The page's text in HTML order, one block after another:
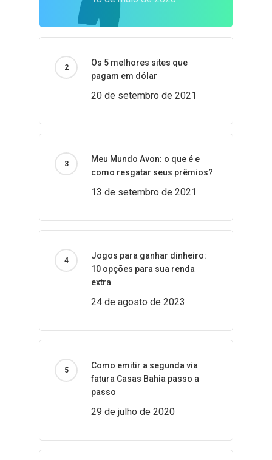
Os 5 melhores sites que
pagam em dólar
20 de setembro de 2021
Meu Mundo Avon: o que é e
como resgatar seus prêmios?
13 de setembro de 2021
Jogos para ganhar dinheiro:
10 opções para sua renda
extra
24 de agosto de 2023
Como emitir a segunda via
fatura Casas Bahia passo a
passo
29 de julho de 2020